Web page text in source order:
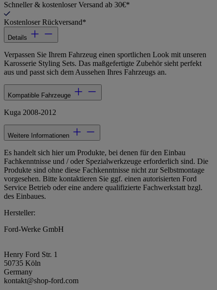
Schneller & kostenloser Versand ab 30€*
Kostenloser Rückversand*
Details
Verpassen Sie Ihrem Fahrzeug einen sportlichen Look mit unseren
Karosserie Styling Sets. Das maßgefertigte Zubehör sieht perfekt
aus und passt sich dem Aussehen Ihres Fahrzeugs an.
Kompatible Fahrzeuge
Kuga 2008-2012
Weitere Informationen
Es handelt sich hier um Produkte, bei denen für den Einbau
Fachkenntnisse und / oder Spezialwerkzeuge erforderlich sind. Die
Produkte sind ohne diese Fachkenntnisse nicht zur Selbstmontage
vorgesehen. Bitte kontaktieren Sie ggf. einen autorisierten Ford
Service Betrieb oder eine andere qualifizierte Fachwerkstatt bzgl.
des Einbaues.
Hersteller:
Ford-Werke GmbH
Henry Ford Str. 1
50735 Köln
Germany
kontakt@shop-ford.com